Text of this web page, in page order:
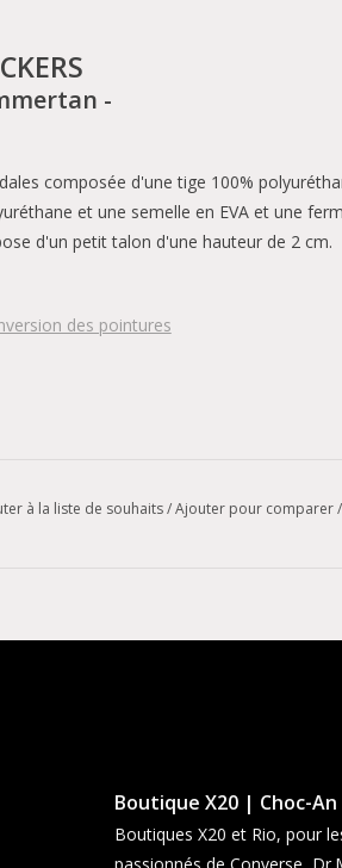
-
composée d'une tige 100%
et une semelle en EVA et une
d'un petit talon d'une hauteur de 2 cm.
des pointures
à la liste de souhaits/Ajouter pour comparer/
Boutique X20 | Choc-An
Boutiques X20 et Rio, pour
passionnés de Converse,